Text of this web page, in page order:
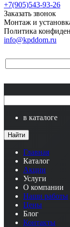
+7(905)543-93-26
Заказать звонок
Монтаж и
Политика
info@kpddom.ru
в каталоге
Найти
Главная
Каталог
Акции
Услуги
О компании
Наши работы
Цены
Блог
Контакты